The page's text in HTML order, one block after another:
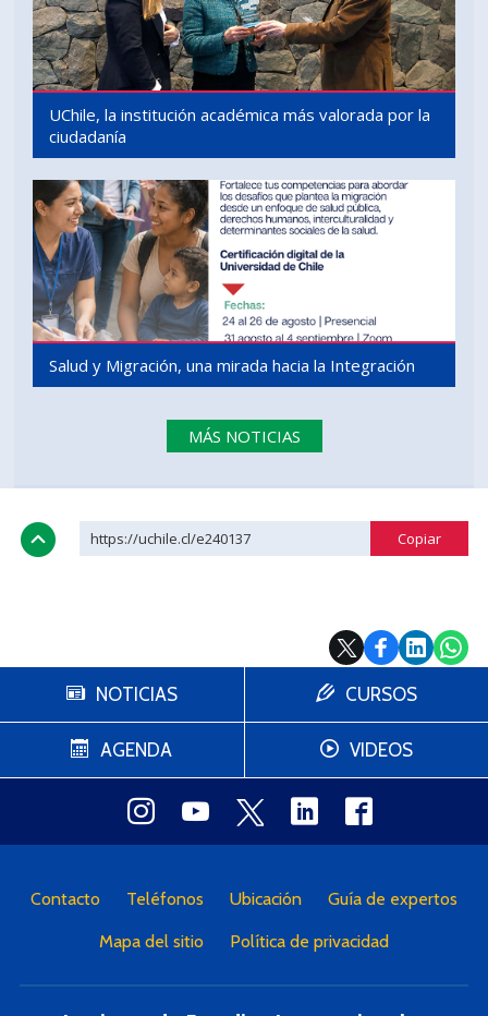
UChile, la institución académica más valorada por la
ciudadanía
Salud y Migración, una mirada hacia la Integración
MÁS NOTICIAS
https://uchile.cl/e240137
NOTICIAS
AGENDA
CURSOS
VIDEOS
Contacto Teléfonos Ubicación Guía de expertos
Mapa del sitio Política de privacidad